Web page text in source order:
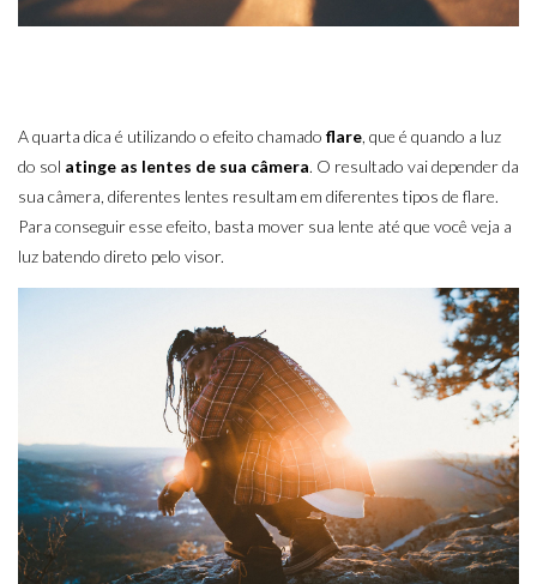
A quarta dica é utilizando o efeito chamado flare, que é quando a luz
do sol atinge as lentes de sua câmera. O resultado vai depender da
sua câmera, diferentes lentes resultam em diferentes tipos de flare.
Para conseguir esse efeito, basta mover sua lente até que você veja a
luz batendo direto pelo visor.